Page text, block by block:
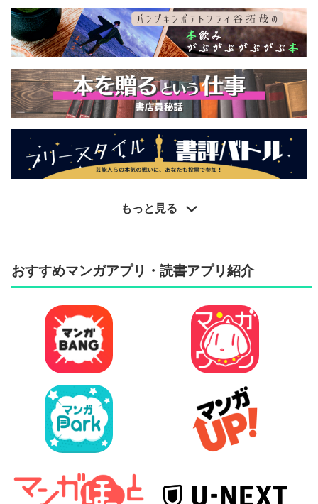
もっと見る
おすすめマンガアプリ・読書アプリ紹介